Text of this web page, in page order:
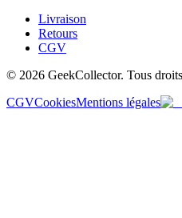
Livraison
Retours
CGV
© 2026 GeekCollector. Tous
CGVCookiesMentions légales